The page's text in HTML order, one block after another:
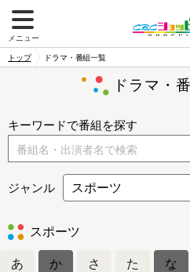
メニュー
トップ ドラマ・番組一覧
ドラマ・
キーワードで番組を探す
ジャンル
スポーツ
あ か さ た な